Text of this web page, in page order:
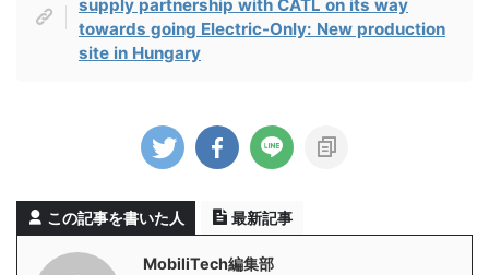
supply partnership with CATL on its way
towards going Electric-Only: New production
site in Hungary
この記事を書いた人 最新記事
MobiliTech編集部